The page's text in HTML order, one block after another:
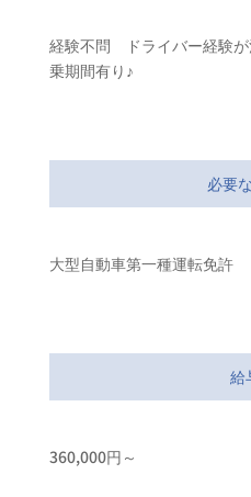
経験不問 ドライバー経験が
乗期間有り♪
必要
大型自動車第一種運転免許
給
360,000円～